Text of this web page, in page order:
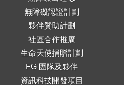
無障礙認證計劃
夥伴贊助計劃
社區合作推廣
生命天使捐贈計劃
FG 團隊及夥伴
資訊科技開發項目